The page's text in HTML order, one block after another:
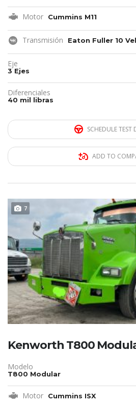
Motor Cummins M11
Transmisión Eaton Fuller 10 Vel
Eje
3 Ejes
Diferenciales
40 mil libras
SCHEDULE TEST
ADD TO
7
Kenworth T800
Modelo
T800 Modular
Motor Cummins ISX